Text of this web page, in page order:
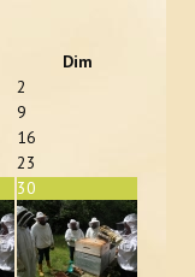
Dim
2
9
16
23
30